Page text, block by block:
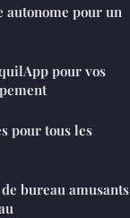
autonome pour un
pour vos
pour tous les
bureau amusants